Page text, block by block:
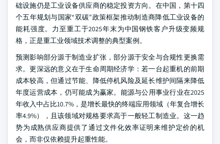
础设施仍是工业设备供应商的稳定投资方向。在中国，第十四
个五年规划与国家“双碳”政策框架推动制造商降低工业设备的
能耗强度。力至重工于2025年末为中国钢铁客户升级变频规
格，正是重工业领域技术调整的典型案例。
预测影响部分源于制造业扩张，部分源于安全与合规性更换需
求。更深远的意义在于生命周期经济学：若一台起重机的前期
成本较高，但通过节能、降低停机风险及延长维护间隔来降低
年度运营成本，仍可能成为赢家。能源与公用事业行业在2025
年收入中占比10.7%，是增长最快的终端应用领域（年复合增长
率4.9%），且该领域对规格要求高于一般轻工制造业。这一趋
势为成熟供应商提供了通过文件化效率证明来维护定价的机
会，而非仅依赖提升起重性能。